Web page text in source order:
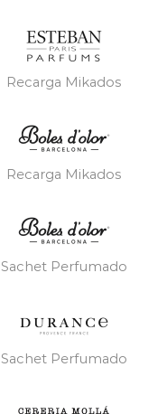
Recarga Mikados
Recarga Mikados
Sachet Perfumado
Sachet Perfumado